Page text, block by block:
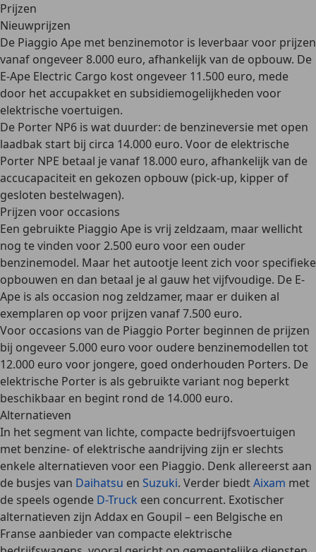
Prijzen
Nieuwprijzen
De Piaggio Ape met benzinemotor is leverbaar voor prijzen
vanaf ongeveer 8.000 euro, afhankelijk van de opbouw. De
E-Ape Electric Cargo kost ongeveer 11.500 euro, mede
door het accupakket en subsidiemogelijkheden voor
elektrische voertuigen.
De Porter NP6 is wat duurder: de benzineversie met open
laadbak start bij circa 14.000 euro. Voor de elektrische
Porter NPE betaal jevanaf 18.000 euro, afhankelijk van de
accucapaciteit en gekozen opbouw (pick-up, kipper of
gesloten bestelwagen).
Prijzen voor occasions
Een gebruikte Piaggio Ape is vrij zeldzaam, maarwellicht
nog te vinden voor 2.500 euro voor een ouder
benzinemodel. Maar het autootje leent zich voor specifieke
opbouwen en dan betaal je al gauw het vijfvoudige. De E-
Ape is als occasion nog zeldzamer, maar er duiken al
exemplaren op voor prijzen vanaf 7.500 euro.
Voor occasions van de Piaggio Porter beginnen de prijzen
bij ongeveer 5.000 euro voor oudere benzinemodellen tot
12.000 euro voor jongere, goed onderhouden Porters. De
elektrische Porter is als gebruikte variant nog beperkt
beschikbaar en begint rond de 14.000 euro.
Alternatieven
In het segment van lichte, compacte bedrijfsvoertuigen
met benzine- of elektrische aandrijving zijn er slechts
enkele alternatieven voor een Piaggio. Denk allereerst aan
de busjes van Daihatsu en Suzuki. Verder biedtAixam met
de speels ogende D-Truck een concurrent. Exotischer
alternatieven zijn Addax en Goupil – een Belgische en
Franse aanbieder van compacte elektrische